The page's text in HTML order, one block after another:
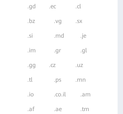
.gd .ec .cl
.bz .vg .sx
.si .md .je
.im .gr .gl
.gg .cz .uz
.tl .ps .mn
.io .co.il .am
.af .ae .tm